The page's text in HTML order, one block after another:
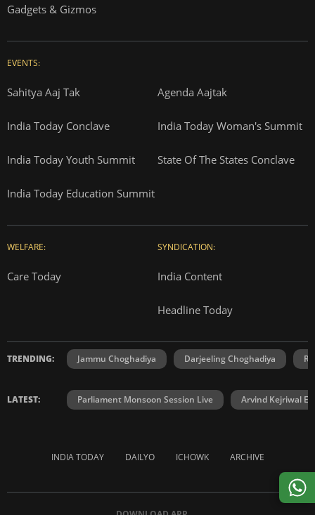
Gadgets & Gizmos
EVENTS:
Sahitya Aaj Tak Agenda Aajtak
India Today Conclave India Today Woman's Summit
India Today Youth Summit State Of The States Conclave
India Today Education Summit
WELFARE:
Care Today
SYNDICATION:
India Content
Headline Today
TRENDING: Jammu Choghadiya Darjeeling Choghadiya
LATEST: Parliament Monsoon Session Live Arvind Kejriwal
INDIA TODAY DAILYO ICHOWK ARCHIVE